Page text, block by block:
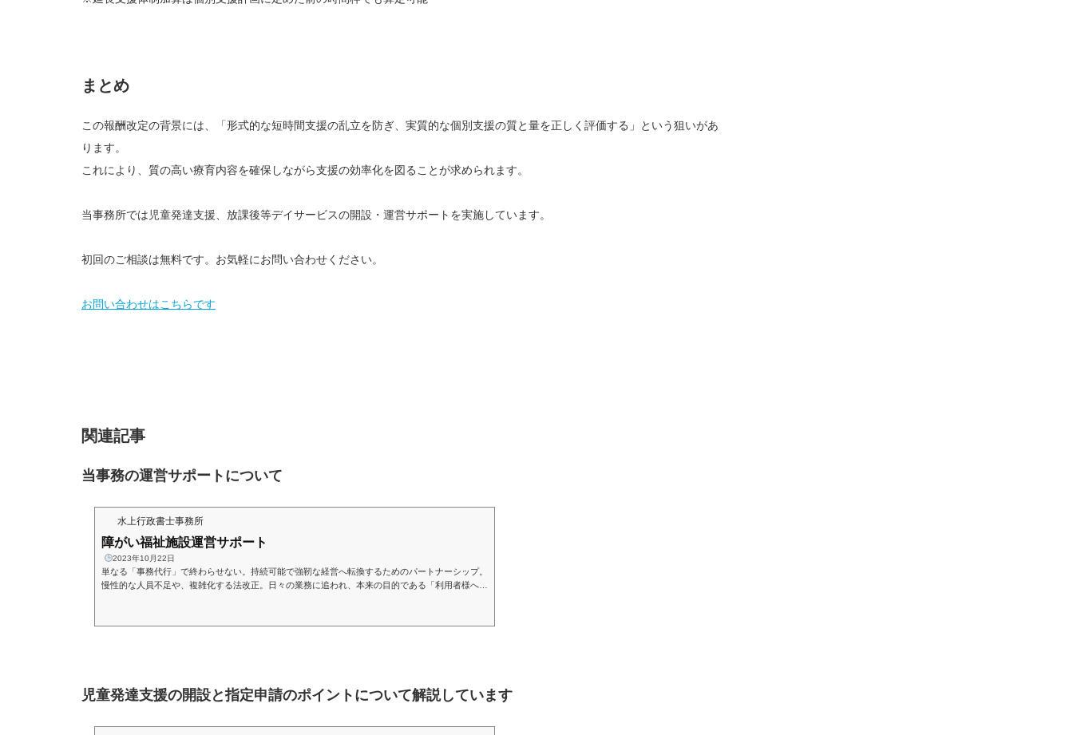
まとめ
この報酬改定の背景には、「形式的な短時間支援の乱立を防ぎ、実質的な個別支援の質と量を正しく評価する」という狙いがあ
ります。
これにより、質の高い療育内容を確保しながら支援の効率化を図ることが求められます。
当事務所では児童発達支援、放課後等デイサービスの開設・運営サポートを実施しています。
初回のご相談は無料です。お気軽にお問い合わせください。
お問い合わせはこちらです
関連記事
当事務の運営サポートについて
水上行政書士事務所
障がい福祉施設運営サポート
2023年10月22日
単なる「事務代行」で終わらせない。持続可能で強靭な経営へ転換するためのパートナーシップ。
慢性的な人員不足や、複雑化する法改正。日々の業務に追われ、本来の目的である「利用者様への
請求の代行による事務手続きの負担軽減、適正な加算取得とコスト面の見直しによる収益最大化、
児童発達支援の開設と指定申請のポイントについて解説しています